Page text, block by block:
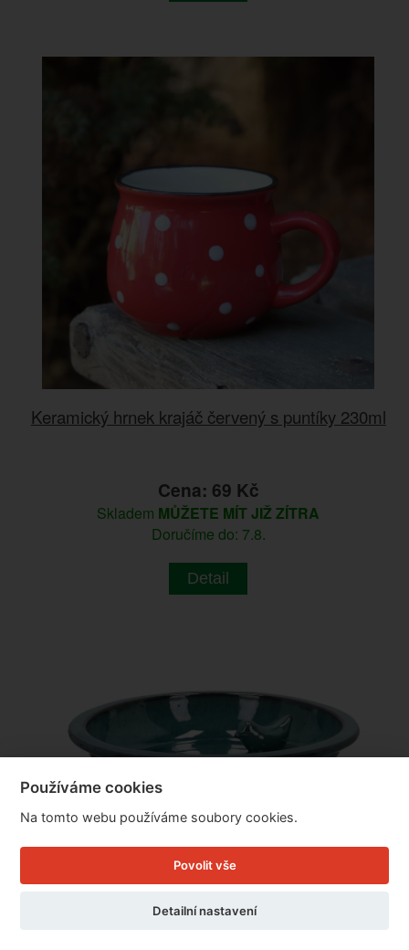
Keramický hrnek krajáč červený s puntíky 230ml
Cena: 69 Kč
Skladem MŮŽETE MÍT JIŽ ZÍTRA
Doručíme do: 7.8.
Detail
Používáme cookies
Na tomto webu používáme soubory cookies.
Povolit vše
Detailní nastavení